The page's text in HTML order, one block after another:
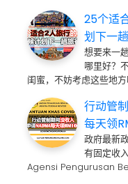
25个适
划下一
想要来一
哪里好？
闺蜜，不妨考虑这些地
行动管
每天领
政府最新
有固定收
Agensi Pengurusan